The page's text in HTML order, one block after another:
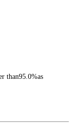
than95.0%as